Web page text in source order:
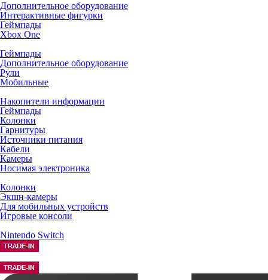
Дополнительное оборудование
Интерактивные фигурки
Геймпады
Xbox One
Геймпады
Дополнительное оборудование
Рули
Мобильные
Накопители информации
Геймпады
Колонки
Гарнитуры
Источники питания
Кабели
Камеры
Носимая электроника
Колонки
Экшн-камеры
Для мобильных устройств
Игровые консоли
Nintendo Switch